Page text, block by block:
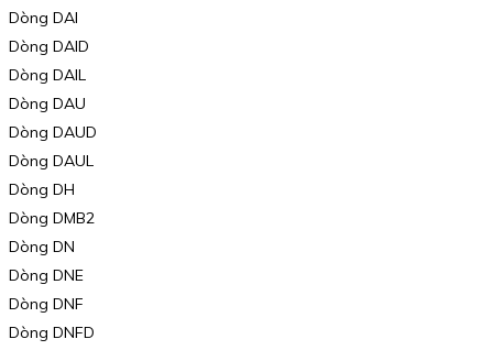
Dòng DAI
Dòng DAID
Dòng DAIL
Dòng DAU
Dòng DAUD
Dòng DAUL
Dòng DH
Dòng DMB2
Dòng DN
Dòng DNE
Dòng DNF
Dòng DNFD